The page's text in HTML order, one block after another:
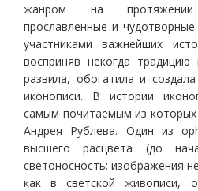
жанром на протяжении
прославленные и
участниками важнейших
восприняв некогда
развила, обогатила и
иконописи. В истории
самым почитаемым из
Андрея Рублева. Один из
высшего расцвета (до
светоносность: изображения
как в светской живописи,